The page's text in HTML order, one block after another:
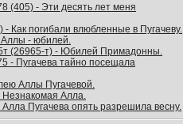
(405) - Эти десять лет меня
Как погибали влюбленные в Пугачеву.
- юбилей.
(26965-т) - Юбилей Примадонны.
- Пугачева тайно посещала
Аллы Пугачевой.
Алла.
Пугачева опять разрешила весну.